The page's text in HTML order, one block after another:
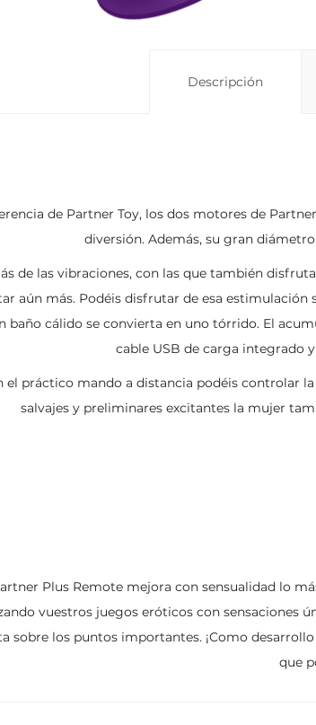
Descripción
de Partner Toy, los dos motores de
diversión. Además, su gran
de las vibraciones, con las que también
aún más. Podéis disfrutar de esa
baño cálido se convierta en uno tórrido. El
cable USB de carga integrado
el práctico mando a distancia podéis controlar
salvajes y preliminares excitantes la mujer
Plus Remote mejora con sensualidad lo
vuestros juegos eróticos con sensaciones
sobre los puntos importantes. ¡Como
que